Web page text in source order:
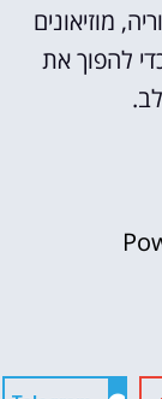
מוזיאונים
להפוך את